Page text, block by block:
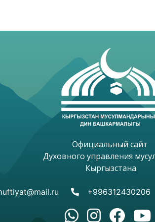
Официальный сайт
Духовного управления
Кыргызстана
+996312430206